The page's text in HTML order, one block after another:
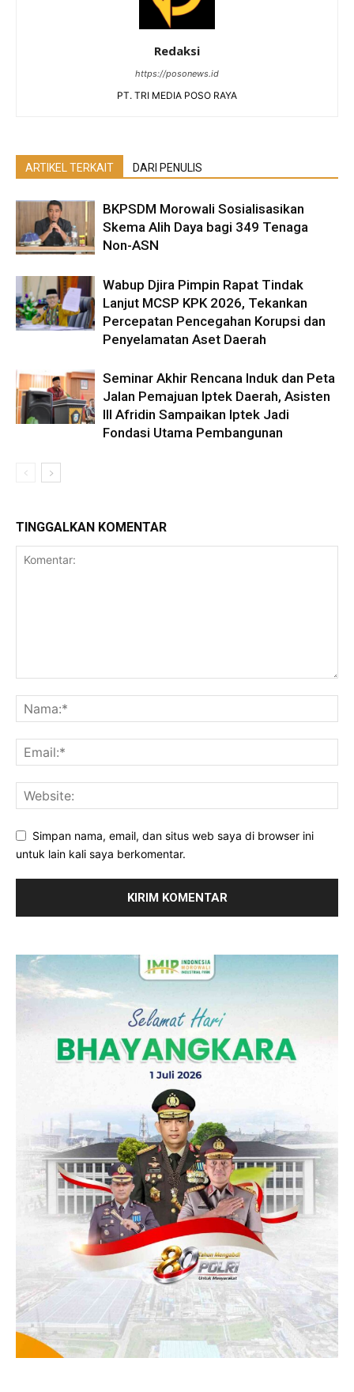
Redaksi
https://posonews.id
PT. TRI MEDIA POSO RAYA
ARTIKEL TERKAIT DARI PENULIS
BKPSDM Morowali Sosialisasikan
Skema Alih Daya bagi 349 Tenaga
Non-ASN
Wabup Djira Pimpin Rapat Tindak
Lanjut MCSP KPK 2026, Tekankan
Percepatan Pencegahan Korupsi dan
Penyelamatan Aset Daerah
Seminar Akhir Rencana Induk dan Peta
Jalan Pemajuan Iptek Daerah, Asisten
III Afridin Sampaikan Iptek Jadi
Fondasi Utama Pembangunan
TINGGALKAN KOMENTAR
Simpan nama, email, dan situs web saya di browser ini
untuk lain kali saya berkomentar.